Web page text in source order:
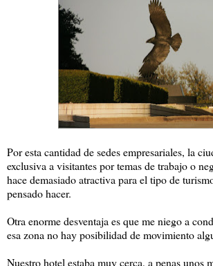
Por esta cantidad de sedes empresariales, la
exclusiva a visitantes por temas de trabajo o
hace demasiado atractiva para el tipo de
pensado hacer.
Otra enorme desventaja es que me niego a
esa zona no hay posibilidad de movimiento
Nuestro hotel estaba muy cerca, a penas unos